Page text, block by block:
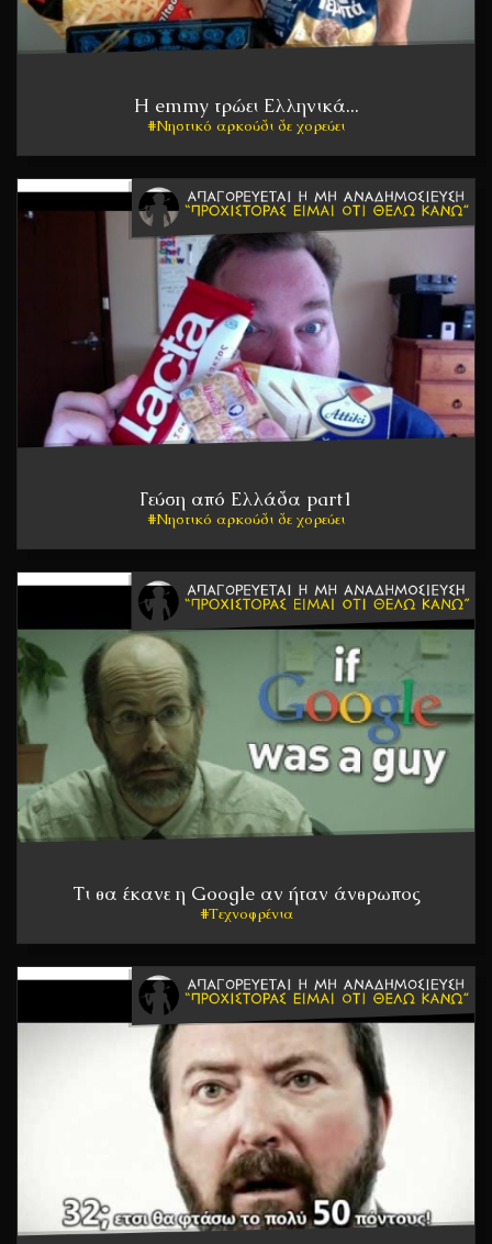
Η emmy τρώει Ελληνικά...
Νηστικό αρκούδι δε χορεύει
Γεύση από Ελλάδα part1
Νηστικό αρκούδι δε χορεύει
Τι θα έκανε η Google αν ήταν άνθρωπος
Τεχνοφρένια